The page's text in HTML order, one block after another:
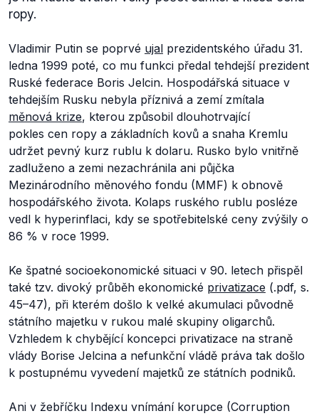
ropy.
Vladimir Putin se poprvé ujal prezidentského úřadu 31.
ledna 1999 poté, co mu funkci předal tehdejší prezident
Ruské federace Boris Jelcin. Hospodářská situace v
tehdejším Rusku nebyla příznivá a zemí zmítala
měnová krize, kterou způsobil dlouhotrvající
pokles cen ropy a základních kovů a snaha Kremlu
udržet pevný kurz rublu k dolaru. Rusko bylo vnitřně
zadluženo a zemi nezachránila ani půjčka
Mezinárodního měnového fondu (MMF) k obnově
hospodářského života. Kolaps ruského rublu posléze
vedl k hyperinflaci, kdy se spotřebitelské ceny zvýšily o
86 % v roce 1999.
Ke špatné socioekonomické situaci v 90. letech přispěl
také tzv. divoký průběh ekonomické privatizace (.pdf, s.
45–47), při kterém došlo k velké akumulaci původně
státního majetku v rukou malé skupiny oligarchů.
Vzhledem k chybějící koncepci privatizace na straně
vlády Borise Jelcina a nefunkční vládě práva tak došlo
k postupnému vyvedení majetků ze státních podniků.
Ani v žebříčku Indexu vnímání korupce (Corruption